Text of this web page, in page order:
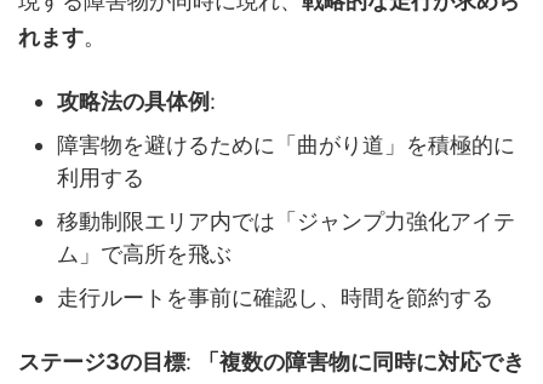
れます。
攻略法の具体例:
障害物を避けるために「曲がり道」を積極的に
利用する
移動制限エリア内では「ジャンプ力強化アイテ
ム」で高所を飛ぶ
走行ルートを事前に確認し、時間を節約する
ステージ3の目標:
「複数の障害物に同時に対応でき